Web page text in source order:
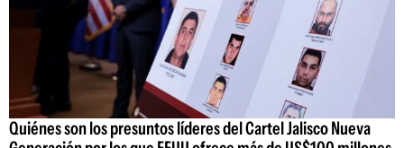
Quiénes son los presuntos líderes del Cartel Jalisco Nueva